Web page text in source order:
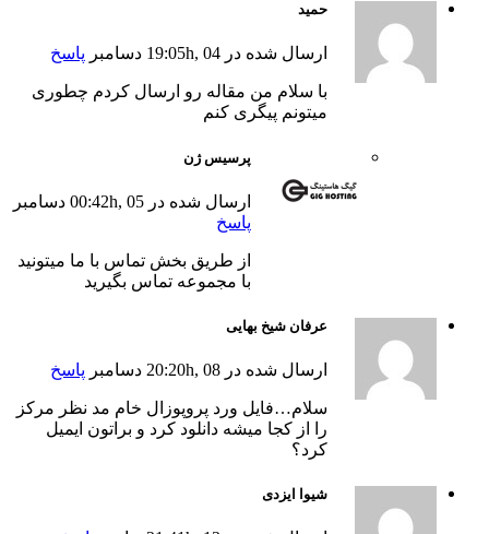
حمید
ارسال شده در 19:05h, 04 دسامبر پاسخ
با سلام من مقاله رو ارسال کردم چطوری
میتونم پیگری کنم
پرسیس ژن
ارسال شده در 00:42h, 05 دسامبر
پاسخ
از طریق بخش تماس با ما میتونید
با مجموعه تماس بگیرید
عرفان شیخ بهایی
ارسال شده در 20:20h, 08 دسامبر پاسخ
سلام…فایل ورد پروپوزال خام مد نظر مرکز
را از کجا میشه دانلود کرد و براتون ایمیل
کرد؟
شیوا ایزدی